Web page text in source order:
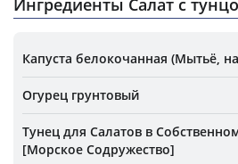
Ингредиенты Салат с
Капуста белокочанная (Мытьё,
Огурец грунтовый
Тунец для Салатов в
[Морское Содружество]